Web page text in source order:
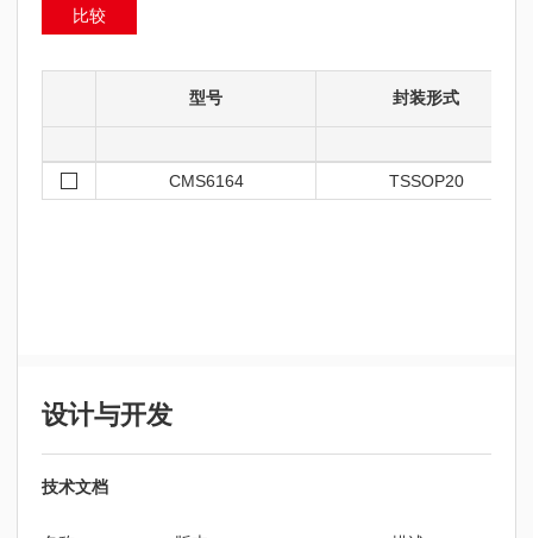
比较
型号 封装形式
CMS6164 TSSOP20
设计与开发
技术文档